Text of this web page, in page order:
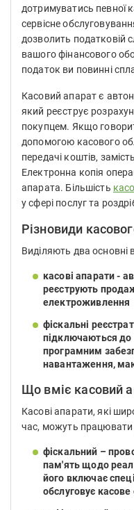
дотримуватись певної
сервісне
дозволить податковій
вашого фінансового
податок ви повинні
Касовий апарат є
який реєструє
покупцем. Якщо
допомогою касового
передачі коштів,
Електронна копія
апарата. Більшість
у сфері послуг та
Різновиди
Виділяють два основні
касові апарати -
реєструють
електроживлення
фіскальні
підключаються до
програмним
навантаження,
Що вміє касовий
Касові апарати, які
час, можуть
фіскальний –
пам'ять щодо
його включає
обслуговує